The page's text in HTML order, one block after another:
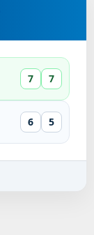
7 7
6 5